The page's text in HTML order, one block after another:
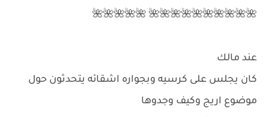
🌺🌺🌺🌺🌺🌺🌺🌺🌺🌺 🌺🌺🌺🌺🌺
عند مالك
كان يجلس على كرسيه وبجواره اشقائه يتحدثون حول
موضوع اريج وكيف وجدوها